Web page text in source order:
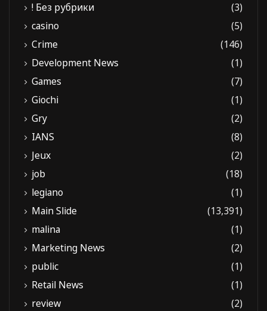
! Без рубрики
(3)
casino
(5)
Crime
(146)
Development News
(1)
Games
(7)
Giochi
(1)
Gry
(2)
IANS
(8)
Jeux
(2)
job
(18)
legiano
(1)
Main Slide
(13,391)
malina
(1)
Marketing News
(2)
public
(1)
Retail News
(1)
review
(2)